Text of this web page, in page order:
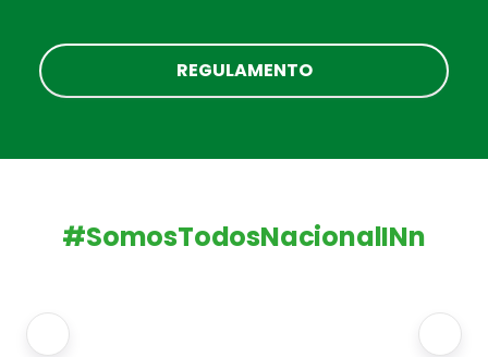
REGULAMENTO
#SomosTodosNacionalINn